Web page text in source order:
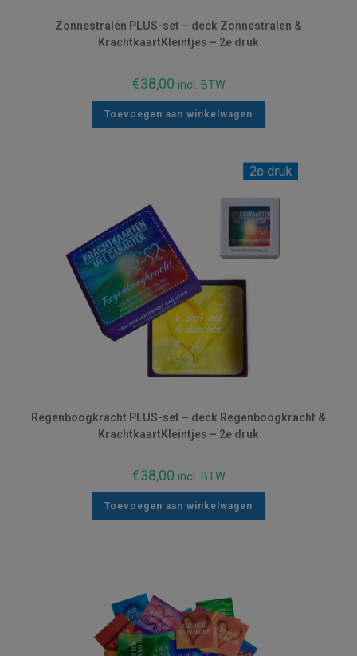
Zonnestralen PLUS-set – deck Zonnestralen &
KrachtkaartKleintjes – 2e druk
€38,00 incl. BTW
Toevoegen aan winkelwagen
Regenboogkracht PLUS-set – deck Regenboogkracht &
KrachtkaartKleintjes – 2e druk
€38,00 incl. BTW
Toevoegen aan winkelwagen